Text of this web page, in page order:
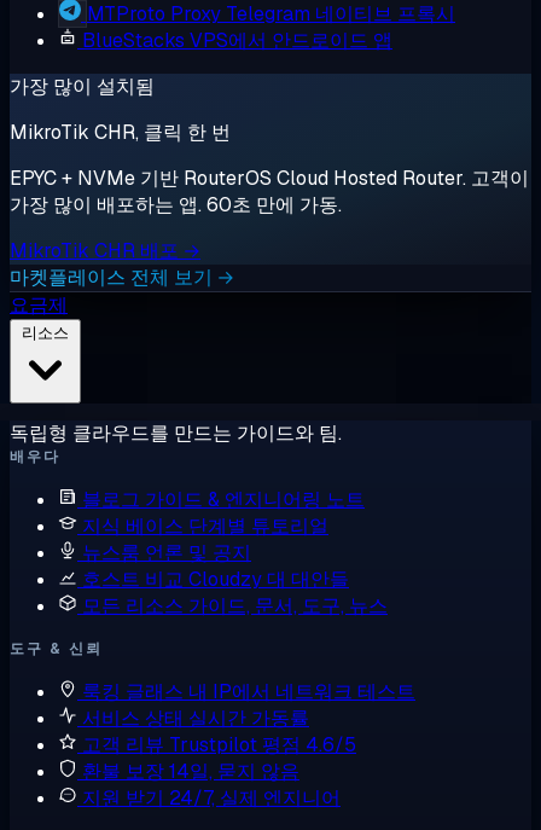
MTProto Proxy Telegram 네이티브 프록시
BlueStacks VPS에서 안드로이드 앱
가장 많이 설치됨
MikroTik CHR, 클릭 한 번
EPYC + NVMe 기반 RouterOS Cloud Hosted Router. 고객이
가장 많이 배포하는 앱. 60초 만에 가동.
MikroTik CHR 배포 →
마켓플레이스 전체 보기 →
요금제
독립형 클라우드를 만드는 가이드와 팀.
배우다
블로그 가이드 & 엔지니어링 노트
지식 베이스 단계별 튜토리얼
뉴스룸 언론 및 공지
호스트 비교 Cloudzy 대 대안들
모든 리소스 가이드, 문서, 도구, 뉴스
도구 & 신뢰
룩킹 글래스 내 IP에서 네트워크 테스트
서비스 상태 실시간 가동률
고객 리뷰 Trustpilot 평점 4.6/5
환불 보장14일, 묻지 않음
지원 받기 24/7, 실제 엔지니어